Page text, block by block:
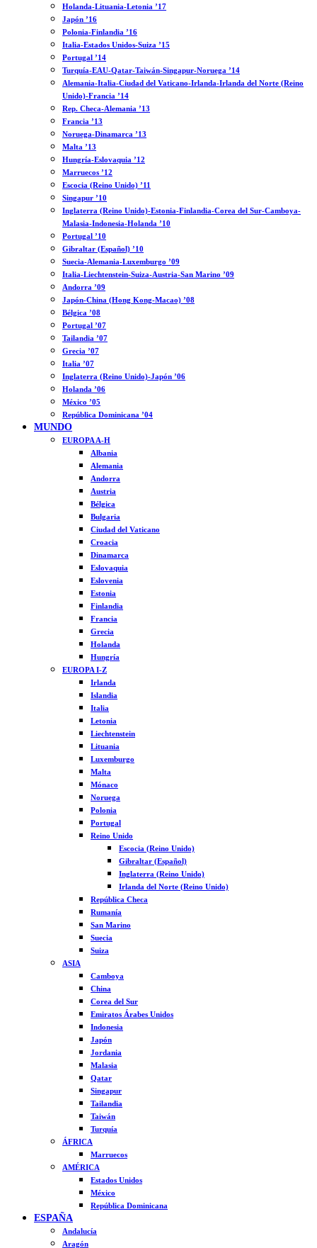
Holanda-Lituania-Letonia ’17
Japón ’16
Polonia-Finlandia ’16
Italia-Estados Unidos-Suiza ’15
Portugal ’14
Turquía-EAU-Qatar-Taiwán-Singapur-Noruega ’14
Alemania-Italia-Ciudad del Vaticano-Irlanda-Irlanda del Norte (Reino
Unido)-Francia ’14
Rep. Checa-Alemania ’13
Francia ’13
Noruega-Dinamarca ’13
Malta ’13
Hungría-Eslovaquia ’12
Marruecos ’12
Escocia (Reino Unido) ’11
Singapur ’10
Inglaterra (Reino Unido)-Estonia-Finlandia-Corea del Sur-Camboya-
Malasia-Indonesia-Holanda ’10
Portugal ’10
Gibraltar (Español) ’10
Suecia-Alemania-Luxemburgo ’09
Italia-Liechtenstein-Suiza-Austria-San Marino ’09
Andorra ’09
Japón-China (Hong Kong-Macao) ’08
Bélgica ’08
Portugal ’07
Tailandia ’07
Grecia ’07
Italia ’07
Inglaterra (Reino Unido)-Japón ’06
Holanda ’06
México ’05
República Dominicana ’04
MUNDO
EUROPA A-H
Albania
Alemania
Andorra
Austria
Bélgica
Bulgaria
Ciudad del Vaticano
Croacia
Dinamarca
Eslovaquia
Eslovenia
Estonia
Finlandia
Francia
Grecia
Holanda
Hungría
EUROPA I-Z
Irlanda
Islandia
Italia
Letonia
Liechtenstein
Lituania
Luxemburgo
Malta
Mónaco
Noruega
Polonia
Portugal
Reino Unido
Escocia (Reino Unido)
Gibraltar (Español)
Inglaterra (Reino Unido)
Irlanda del Norte (Reino Unido)
República Checa
Rumanía
San Marino
Suecia
Suiza
ASIA
Camboya
China
Corea del Sur
Emiratos Árabes Unidos
Indonesia
Japón
Jordania
Malasia
Qatar
Singapur
Tailandia
Taiwán
Turquía
ÁFRICA
Marruecos
AMÉRICA
Estados Unidos
México
República Dominicana
ESPAÑA
Andalucía
Aragón